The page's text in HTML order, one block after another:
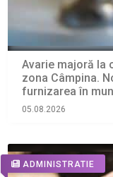
Avarie majoră la
zona Câmpina.
furnizarea în
05.08.2026
ADMINISTRATIE